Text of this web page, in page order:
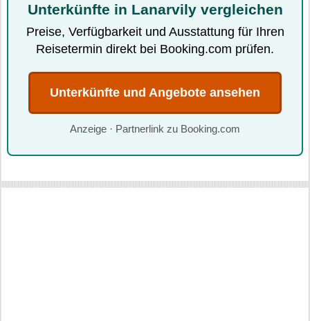
Unterkünfte in Lanarvily vergleichen
Preise, Verfügbarkeit und Ausstattung für Ihren
Reisetermin direkt bei Booking.com prüfen.
Unterkünfte und Angebote ansehen
Anzeige · Partnerlink zu Booking.com